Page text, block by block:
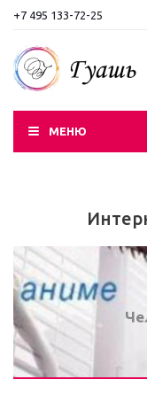
+7 495 133-72-25
МЕНЮ